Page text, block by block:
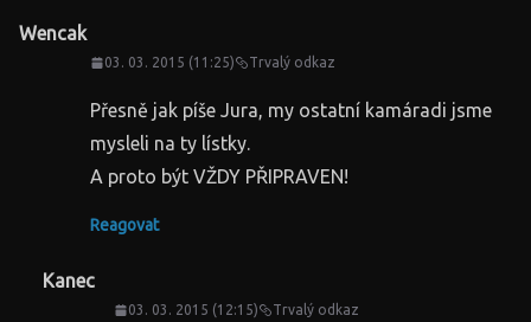
Wencak
03. 03. 2015 (11:25) Trvalý odkaz
Přesně jak píše Jura, my ostatní kamáradi jsme
mysleli na ty lístky.
A proto být VŽDY PŘIPRAVEN!
Reagovat
Kanec
03. 03. 2015 (12:15) Trvalý odkaz